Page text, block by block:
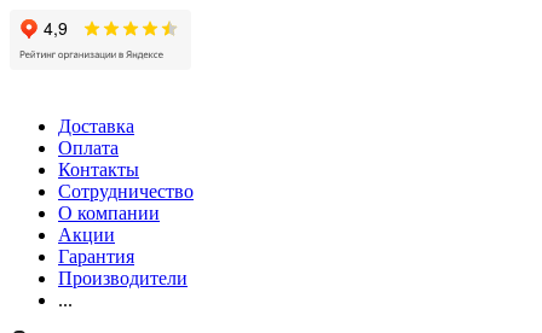
Доставка
Оплата
Контакты
Сотрудничество
О компании
Акции
Гарантия
Производители
...